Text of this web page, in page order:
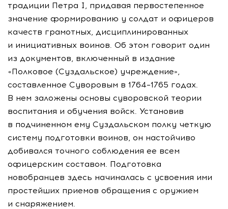
традиции Петра I, придавая первостепенное
значение формированию у солдат и офицеров
качеств грамотных, дисциплинированных
и инициативных воинов. Об этом говорит один
из документов, включенный в издание
«Полковое (Суздальское) учреждение»,
составленное Суворовым в 1764–1765 годах.
В нем заложены основы суворовской теории
воспитания и обучения войск. Установив
в подчиненном ему Суздальском полку четкую
систему подготовки воинов, он настойчиво
добивался точного соблюдения ее всем
офицерским составом. Подготовка
новобранцев здесь начиналась с усвоения ими
простейших приемов обращения с оружием
и снаряжением.